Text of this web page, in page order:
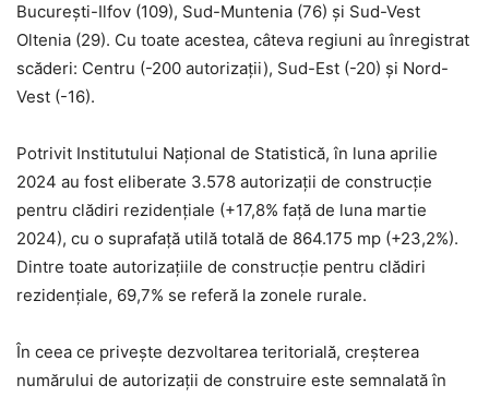
București-Ilfov (109), Sud-Muntenia (76) și Sud-Vest
Oltenia (29). Cu toate acestea, câteva regiuni au înregistrat
scăderi: Centru (-200 autorizații), Sud-Est (-20) și Nord-
Vest (-16).
Potrivit Institutului Național de Statistică, în luna aprilie
2024 au fost eliberate 3.578 autorizații de construcție
pentru clădiri rezidențiale (+17,8% față de luna martie
2024), cu o suprafață utilă totală de 864.175 mp (+23,2%).
Dintre toate autorizațiile de construcție pentru clădiri
rezidențiale, 69,7% se referă la zonele rurale.
În ceea ce privește dezvoltarea teritorială, creșterea
numărului de autorizații de construire este semnalată în